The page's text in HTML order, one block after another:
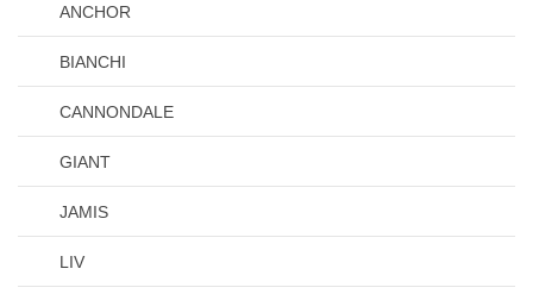
ANCHOR
BIANCHI
CANNONDALE
GIANT
JAMIS
LIV